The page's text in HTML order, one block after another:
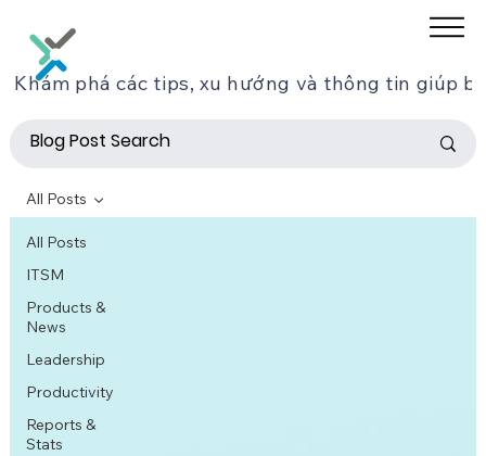
Khám phá các tips, xu hướng và thông tin giúp
All Posts
ITSM
Products &
News
Leadership
Productivity
Reports &
Stats
All Posts